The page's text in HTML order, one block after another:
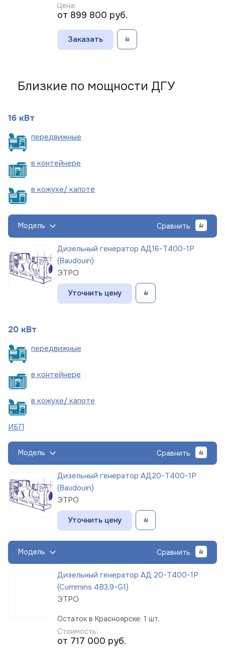
Цена:
от 899 800 руб.
Заказать
Близкие по мощности ДГУ
16 кВт
передвижные
в контейнере
в кожухе/ капоте
Модель Сравнить
Дизельный генератор АД16-Т400-1Р
(Baudouin)
ЭТРО
Уточнить цену
20 кВт
передвижные
в контейнере
в кожухе/ капоте
ИБП
Модель Сравнить
Дизельный генератор АД20-Т400-1Р
(Baudouin)
ЭТРО
Уточнить цену
Модель Сравнить
Дизельный генератор АД 20-Т400-1Р
(Cummins 4B3,9-G1)
ЭТРО
Остаток в Красноярске: 1 шт.
Стоимость:
от 717 000 руб.